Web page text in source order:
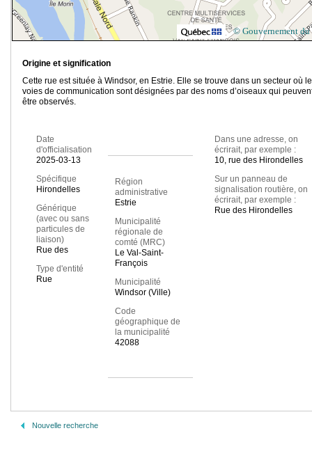
© Gouvernement du
Origine et signification
Cette rue est située à Windsor, en Estrie. Elle se trouve dans un secteur où
voies de communication sont désignées par des noms d’oiseaux qui
être observés.
Date
d'officialisation
2025-03-13
Spécifique
Hirondelles
Générique
(avec ou sans
particules de
liaison)
Rue des
Type d'entité
Rue
Région
administrative
Estrie
Municipalité
régionale de
comté (MRC)
Le Val-Saint-
François
Municipalité
Windsor (Ville)
Code
géographique de
la municipalité
42088
Dans une adresse, on
écrirait, par exemple :
10, rue des Hirondelles
Sur un panneau de
signalisation routière, on
écrirait, par exemple :
Rue des Hirondelles
Nouvelle recherche